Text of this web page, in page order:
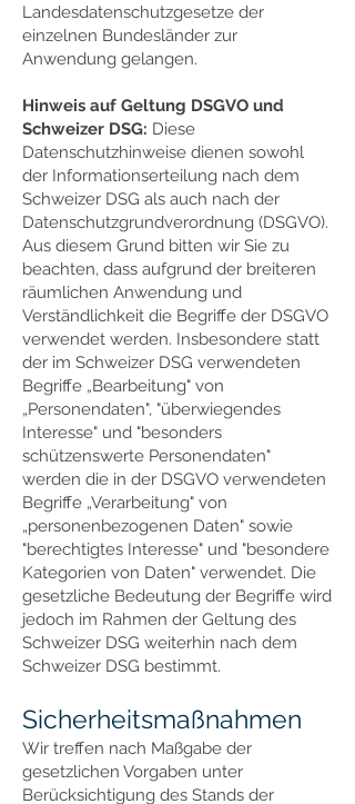
Landesdatenschutzgesetze der
einzelnen Bundesländer zur
Anwendung gelangen.
Hinweis auf Geltung DSGVO und
Schweizer DSG: Diese
Datenschutzhinweise dienen sowohl
der Informationserteilung nach dem
Schweizer DSG als auch nach der
Datenschutzgrundverordnung (DSGVO).
Aus diesem Grund bitten wir Sie zu
beachten, dass aufgrund der breiteren
räumlichen Anwendung und
Verständlichkeit die Begriffe der DSGVO
verwendet werden. Insbesondere statt
der im Schweizer DSG verwendeten
Begriffe „Bearbeitung" von
„Personendaten", "überwiegendes
Interesse" und "besonders
schützenswerte Personendaten"
werden die in der DSGVO verwendeten
Begriffe „Verarbeitung" von
„personenbezogenen Daten" sowie
"berechtigtes Interesse" und "besondere
Kategorien von Daten" verwendet. Die
gesetzliche Bedeutung der Begriffe wird
jedoch im Rahmen der Geltung des
Schweizer DSG weiterhin nach dem
Schweizer DSG bestimmt.
Sicherheitsmaßnahmen
Wir treffen nach Maßgabe der
gesetzlichen Vorgaben unter
Berücksichtigung des Stands der